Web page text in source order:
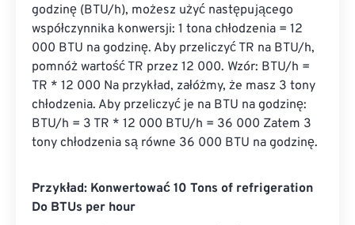
godzinę (BTU/h), możesz użyć następującego
współczynnika konwersji: 1 tona chłodzenia = 12
000 BTU na godzinę. Aby przeliczyć TR na BTU/h,
pomnóż wartość TR przez 12 000. Wzór: BTU/h =
TR * 12 000 Na przykład, załóżmy, że masz 3 tony
chłodzenia. Aby przeliczyć je na BTU na godzinę:
BTU/h = 3 TR * 12 000 BTU/h = 36 000 Zatem 3
tony chłodzenia są równe 36 000 BTU na godzinę.
Przykład: Konwertować 10 Tons of refrigeration
Do BTUs per hour